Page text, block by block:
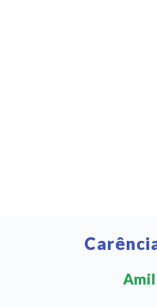
Amil